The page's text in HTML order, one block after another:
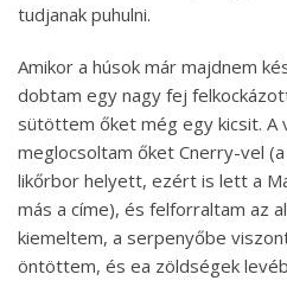
tudjanak puhulni.
Amikor a húsok már majdnem
dobtam egy nagy fej
sütöttem őket még egy kicsit. A
meglocsoltam őket Cnerry-vel
likőrbor helyett, ezért is lett a
más a címe), és felforraltam az
kiemeltem, a serpenyőbe
öntöttem, és ea zöldségek